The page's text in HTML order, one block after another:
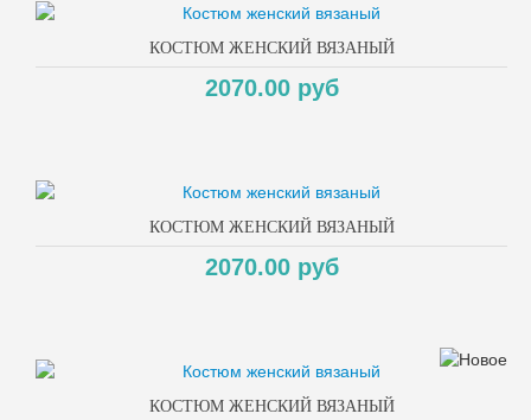
КОСТЮМ ЖЕНСКИЙ ВЯЗАНЫЙ
2070.00 руб
КОСТЮМ ЖЕНСКИЙ ВЯЗАНЫЙ
2070.00 руб
КОСТЮМ ЖЕНСКИЙ ВЯЗАНЫЙ